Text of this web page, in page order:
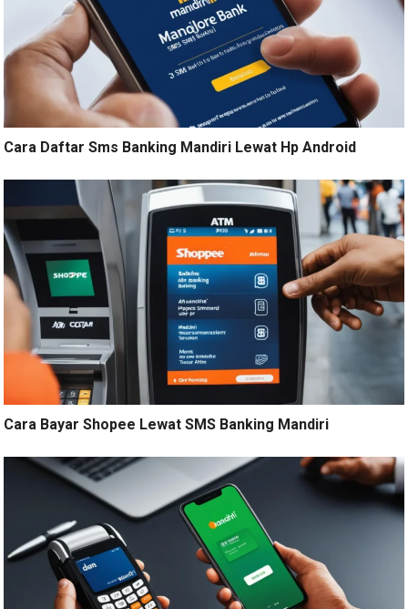
Cara Daftar Sms Banking Mandiri Lewat Hp Android
Cara Bayar Shopee Lewat SMS Banking Mandiri